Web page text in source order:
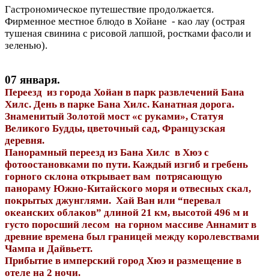
Гастрономическое путешествие продолжается.
Фирменное местное блюдо в Хойане - као лау (острая
тушеная свинина с рисовой лапшой, ростками фасоли и
зеленью).
07 января.
Переезд из города Хойан в парк развлечений Бана
Хилс. День в парке Бана Хилс. Канатная дорога.
Знаменитый Золотой мост «с руками», Статуя
Великого Будды, цветочный сад, Французская
деревня.
Панорамный переезд из Бана Хилс в Хюэ с
фотоостановками по пути. Каждый изгиб и гребень
горного склона открывает вам потрясающую
панораму Южно-Китайского моря и отвесных скал,
покрытых джунглями. Хай Ван или “перевал
океанских облаков” длиной 21 км, высотой 496 м и
густо поросший лесом на горном массиве Аннамит в
древние времена был границей между королевствами
Чампа и Дайвьетт.
Прибытие в имперский город Хюэ и размещение в
отеле на 2 ночи.